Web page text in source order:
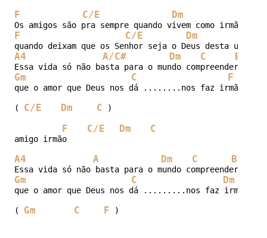
F C/E Dm
F C/E Dm
A4 A/C# Dm C Bb
Gm C F
que o amor que Deus nos dá ........nos faz irmãos
( C/E Dm C )
F C/E Dm C
amigo irmão
A4 A Dm C Bb
Gm C Dm
que o amor que Deus nos dá .........nos faz irmãos
( Gm C F )